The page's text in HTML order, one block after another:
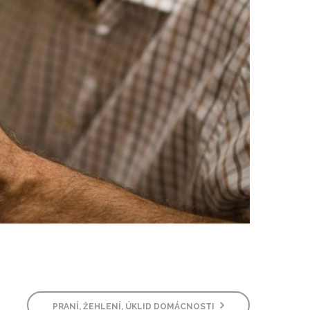
PRANÍ, ŽEHLENÍ, ÚKLID DOMÁCNOSTI